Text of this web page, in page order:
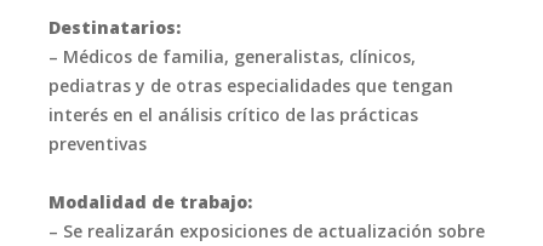
Destinatarios:
– Médicos de familia, generalistas, clínicos,
pediatras y de otras especialidades que tengan
interés en el análisis crítico de las prácticas
preventivas
Modalidad de trabajo:
– Se realizarán exposiciones de actualización sobre